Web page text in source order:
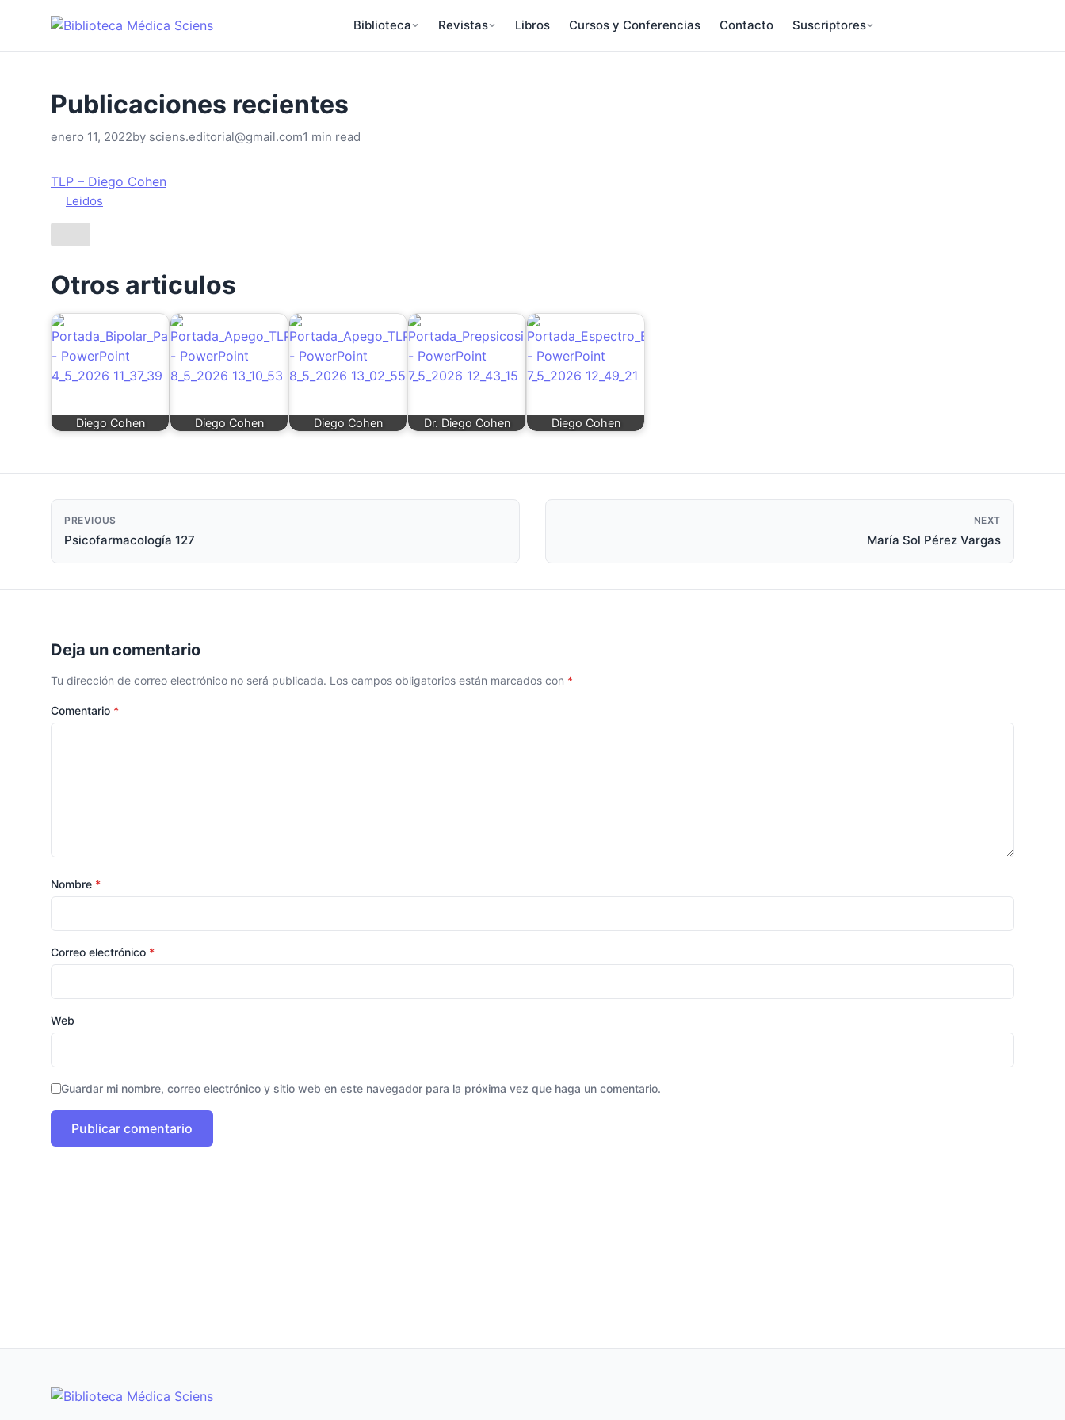
Biblioteca Revistas Libros Cursos y Conferencias Contacto Suscriptores
enero 11, 2022by sciens.editorial@gmail.com1 min read
TLP – Diego Cohen
Leidos
Otros articulos
Diego Cohen Diego Cohen Diego Cohen Dr. Diego Cohen Diego Cohen
PREVIOUS
Psicofarmacología 127
NEXT
María Sol Pérez Vargas
Deja un comentario
Tu dirección de correo electrónico no será publicada. Los campos obligatorios están marcados con *
Comentario *
Nombre *
Correo electrónico *
Web
Guardar mi nombre, correo electrónico y sitio web en este navegador para la próxima vez que haga un comentario.